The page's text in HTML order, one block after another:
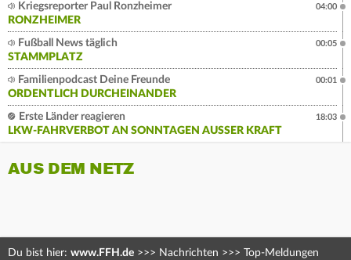
Kriegsreporter Paul Ronzheimer
RONZHEIMER
04:00
Fußball News täglich
STAMMPLATZ
00:05
Familienpodcast Deine Freunde
ORDENTLICH DURCHEINANDER
00:01
Erste Länder reagieren
LKW-FAHRVERBOT AN SONNTAGEN AUSSER KRAFT
18:03
AUS DEM NETZ
Du bist hier: www.FFH.de >>> Nachrichten >>> Top-Meldungen